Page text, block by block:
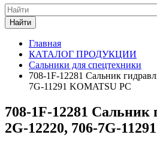
Найти
Главная
КАТАЛОГ ПРОДУКЦИИ
Сальники для спецтехники
708-1F-12281 Сальник
7G-11291 KOMATSU PC
708-1F-12281 Сальник
2G-12220, 706-7G-